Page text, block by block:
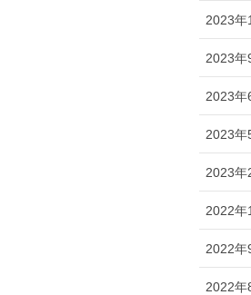
2023年
2023年
2023年
2023年
2023年
2022年
2022年
2022年